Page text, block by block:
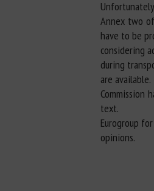
Annex two
have to be
considering
during
are
Commission
text.
Eurogroup
opinions.